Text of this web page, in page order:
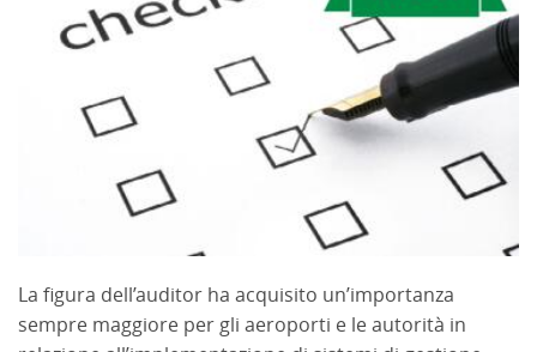
La figura dell’auditor ha acquisito un’importanza
sempre maggiore per gli aeroporti e le autorità in